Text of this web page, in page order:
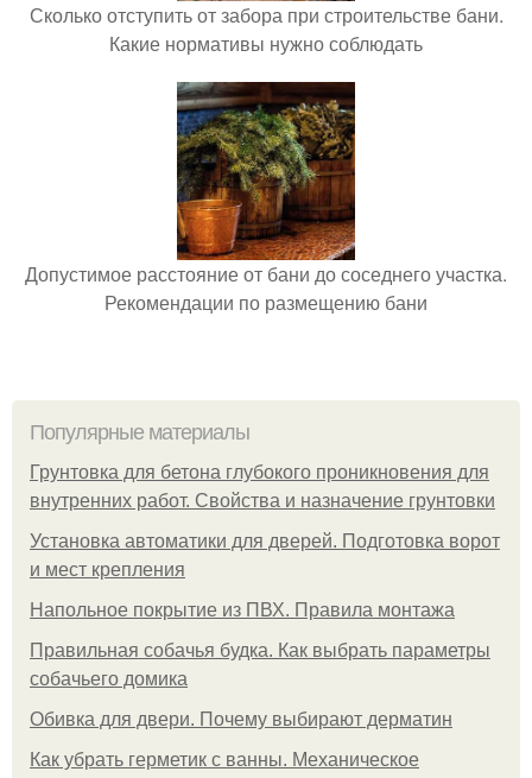
Сколько отступить от забора при строительстве бани.
Какие нормативы нужно соблюдать
Допустимое расстояние от бани до соседнего участка.
Рекомендации по размещению бани
Популярные материалы
Грунтовка для бетона глубокого проникновения для
внутренних работ. Свойства и назначение грунтовки
Установка автоматики для дверей. Подготовка ворот
и мест крепления
Напольное покрытие из ПВХ. Правила монтажа
Правильная собачья будка. Как выбрать параметры
собачьего домика
Обивка для двери. Почему выбирают дерматин
Как убрать герметик с ванны. Механическое